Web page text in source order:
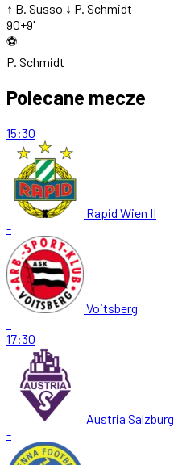
↑ B. Susso ↓ P. Schmidt
90+9'
⚽
P. Schmidt
Polecane mecze
15:30
Rapid Wien II
-
Voitsberg
-
17:30
Austria Salzburg
-